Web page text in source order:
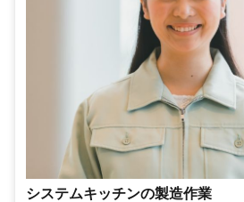
システムキッチンの製造作業